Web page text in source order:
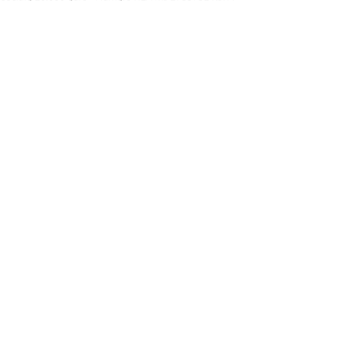
il tracciamento delle prestazioni e la